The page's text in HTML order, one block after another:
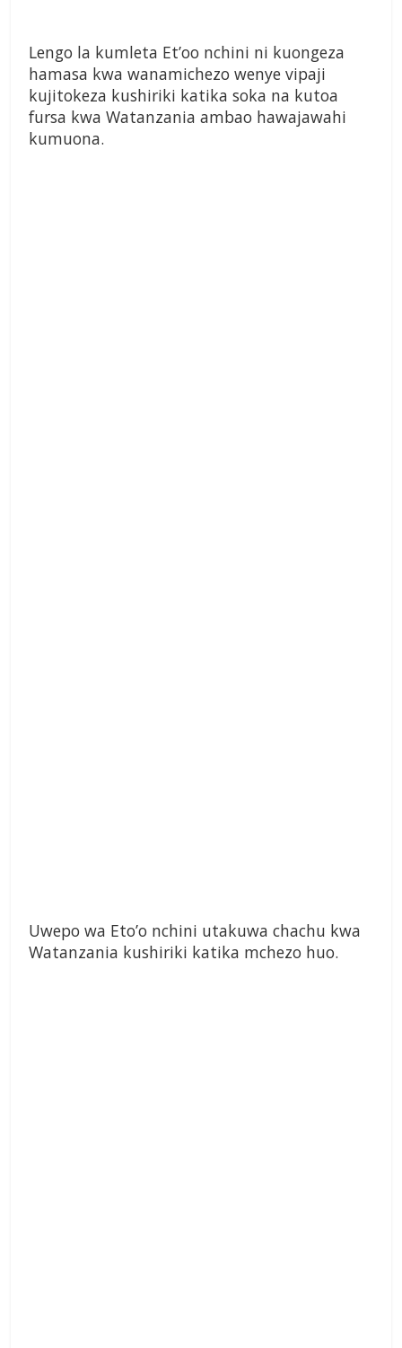
Lengo la kumleta Et’oo nchini ni kuongeza
hamasa kwa wanamichezo wenye vipaji
kujitokeza kushiriki katika soka na kutoa
fursa kwa Watanzania ambao hawajawahi
kumuona.
Uwepo wa Eto’o nchini utakuwa chachu kwa
Watanzania kushiriki katika mchezo huo.